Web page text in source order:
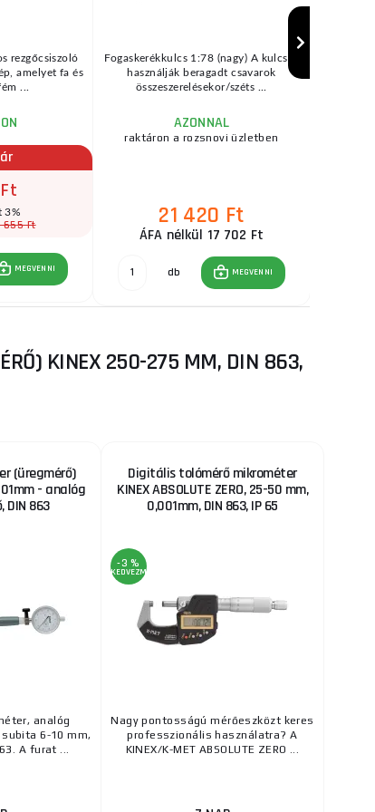
rezgőcsiszoló
amelyet fa és
...
3%
655 Ft
MEGVENNI
Fogaskerékkulcs 1:78 (nagy) A kulcsot
használják beragadt csavarok
összeszerelésekor/széts ...
AZONNAL
raktáron a rozsnovi üzletben
21 420 Ft
ÁFA nélkül 17 702 Ft
db MEGVENNI
KINEX 250-275 MM, DIN 863,
(üregmérő)
- analóg
DIN 863
analóg
6-10 mm,
A furat ...
Digitális tolómérő mikrométer
KINEX ABSOLUTE ZERO, 25-50 mm,
0,001mm, DIN 863, IP 65
-3 %
KEDVEZMÉNY
Nagy pontosságú mérőeszközt keres
professzionális használatra? A
KINEX/K-MET ABSOLUTE ZERO ...